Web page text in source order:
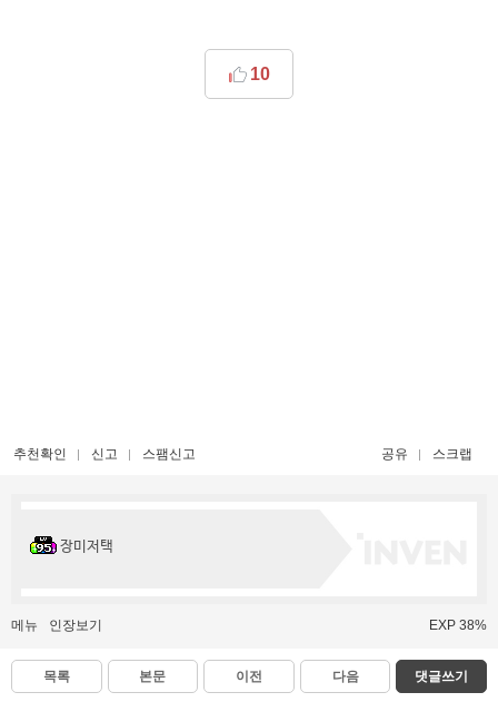
10
추천확인 신고 스팸신고 공유 스크랩
장미저택
메뉴 인장보기 EXP 38%
목록 본문 이전 다음 댓글쓰기